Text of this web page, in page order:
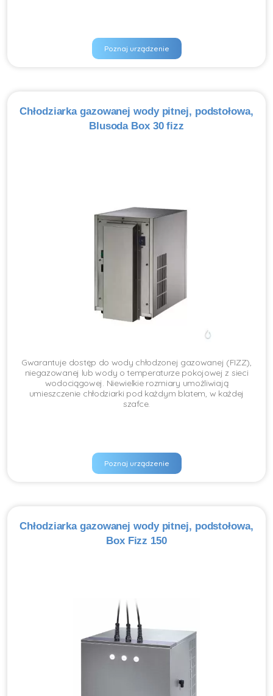
Poznaj urządzenie
Chłodziarka gazowanej wody pitnej, podstołowa,
Blusoda Box 30 fizz
Gwarantuje dostęp do wody chłodzonej gazowanej (FIZZ),
niegazowanej lub wody o temperaturze pokojowej z sieci
wodociągowej. Niewielkie rozmiary umożliwiają
umieszczenie chłodziarki pod każdym blatem, w każdej
szafce.
Poznaj urządzenie
Chłodziarka gazowanej wody pitnej, podstołowa,
Box Fizz 150